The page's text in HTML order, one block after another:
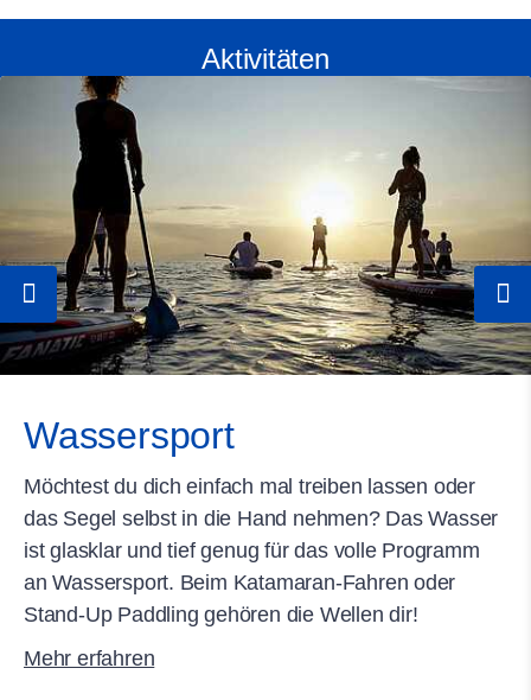
Aktivitäten
Wassersport
Möchtest du dich einfach mal treiben lassen oder
das Segel selbst in die Hand nehmen? Das Wasser
ist glasklar und tief genug für das volle Programm
an Wassersport. Beim Katamaran-Fahren oder
Stand-Up Paddling gehören die Wellen dir!
Mehr erfahren